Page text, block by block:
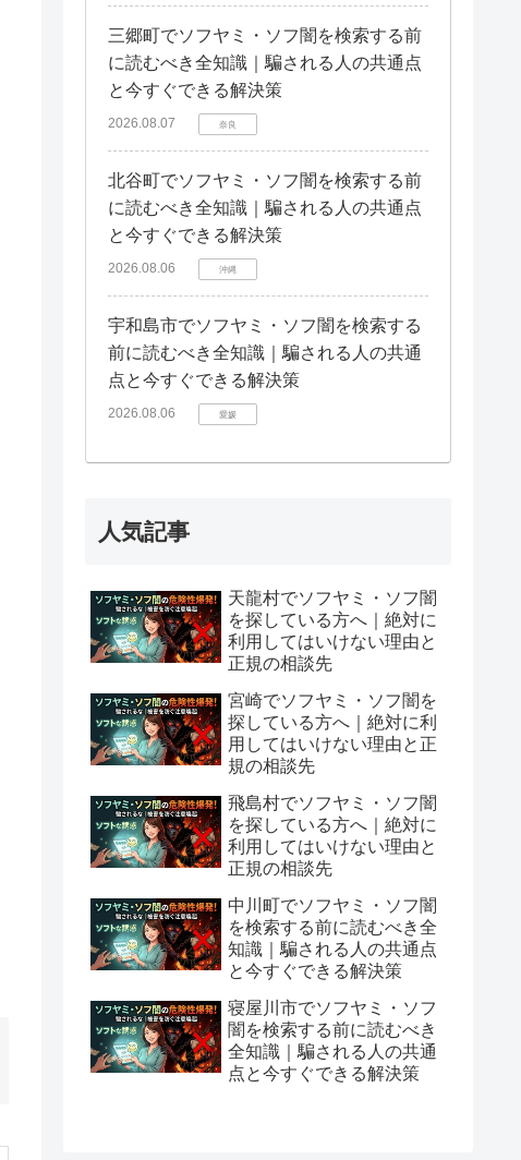
三郷町でソフヤミ・ソフ闇を検索する前
に読むべき全知識｜騙される人の共通点
と今すぐできる解決策
2026.08.07 奈良
北谷町でソフヤミ・ソフ闇を検索する前
に読むべき全知識｜騙される人の共通点
と今すぐできる解決策
2026.08.06 沖縄
宇和島市でソフヤミ・ソフ闇を検索する
前に読むべき全知識｜騙される人の共通
点と今すぐできる解決策
2026.08.06 愛媛
人気記事
天龍村でソフヤミ・ソフ闇
を探している方へ｜絶対に
利用してはいけない理由と
正規の相談先
宮崎でソフヤミ・ソフ闇を
探している方へ｜絶対に利
用してはいけない理由と正
規の相談先
飛島村でソフヤミ・ソフ闇
を探している方へ｜絶対に
利用してはいけない理由と
正規の相談先
中川町でソフヤミ・ソフ闇
を検索する前に読むべき全
知識｜騙される人の共通点
と今すぐできる解決策
寝屋川市でソフヤミ・ソフ
闇を検索する前に読むべき
全知識｜騙される人の共通
点と今すぐできる解決策